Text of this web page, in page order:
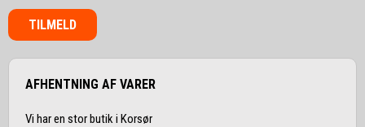
TILMELD
AFHENTNING AF VARER
Vi har en stor butik i Korsør